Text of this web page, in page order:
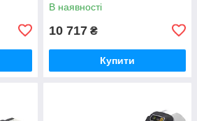
В наявності
10 717 ₴
Купити